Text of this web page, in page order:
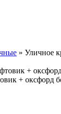
» Уличное
+ оксфорд